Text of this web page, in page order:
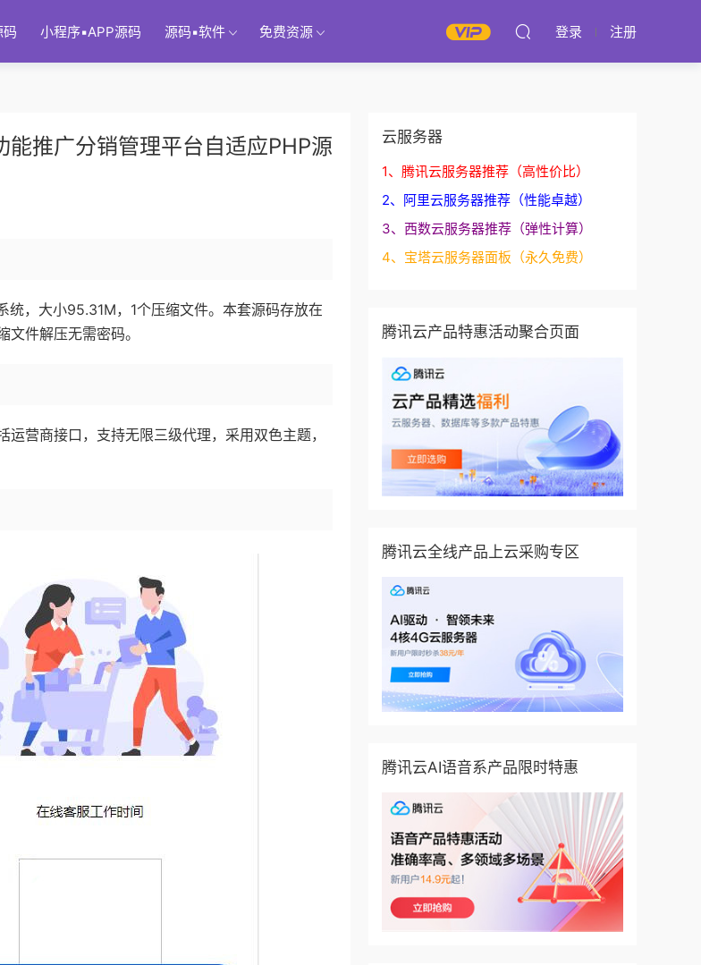
码 小程序▪APP源码 源码▪软件 免费资源 登录 注册
推广分销管理平台自适应PHP源
，大小95.31M，1个压缩文件。本套源码存放在
件解压无需密码。
营商接口，支持无限三级代理，采用双色主题，
云服务器
1、腾讯云服务器推荐（高性价比）
2、阿里云服务器推荐（性能卓越）
3、西数云服务器推荐（弹性计算）
4、宝塔云服务器面板（永久免费）
腾讯云产品特惠活动聚合页面
腾讯云全线产品上云采购专区
腾讯云AI语音系产品限时特惠